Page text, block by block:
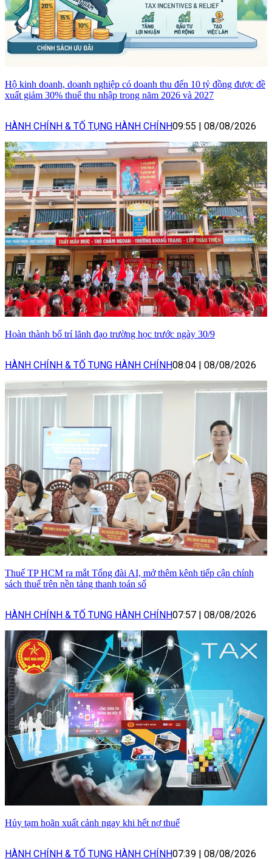
Hộ kinh doanh, doanh nghiệp có doanh thu đến 10 tỷ đồng được đề
xuất giảm 30% thuế thu nhập trong năm 2026 và 2027
HÀNH CHÍNH & TỐ TỤNG HÀNH CHÍNH09:55 | 08/08/2026
Hoàn thành bố trí lãnh đạo trường học trước ngày 30/9
HÀNH CHÍNH & TỐ TỤNG HÀNH CHÍNH08:04 | 08/08/2026
Thuế TP HCM ra mắt Tổng đài AI, mở thêm kênh tiếp cận chính
sách thuế trên nền tảng thanh toán số
HÀNH CHÍNH & TỐ TỤNG HÀNH CHÍNH07:57 | 08/08/2026
Hủy tạm hoãn xuất cảnh ngay khi hết nợ thuế
HÀNH CHÍNH & TỐ TỤNG HÀNH CHÍNH07:39 | 08/08/2026